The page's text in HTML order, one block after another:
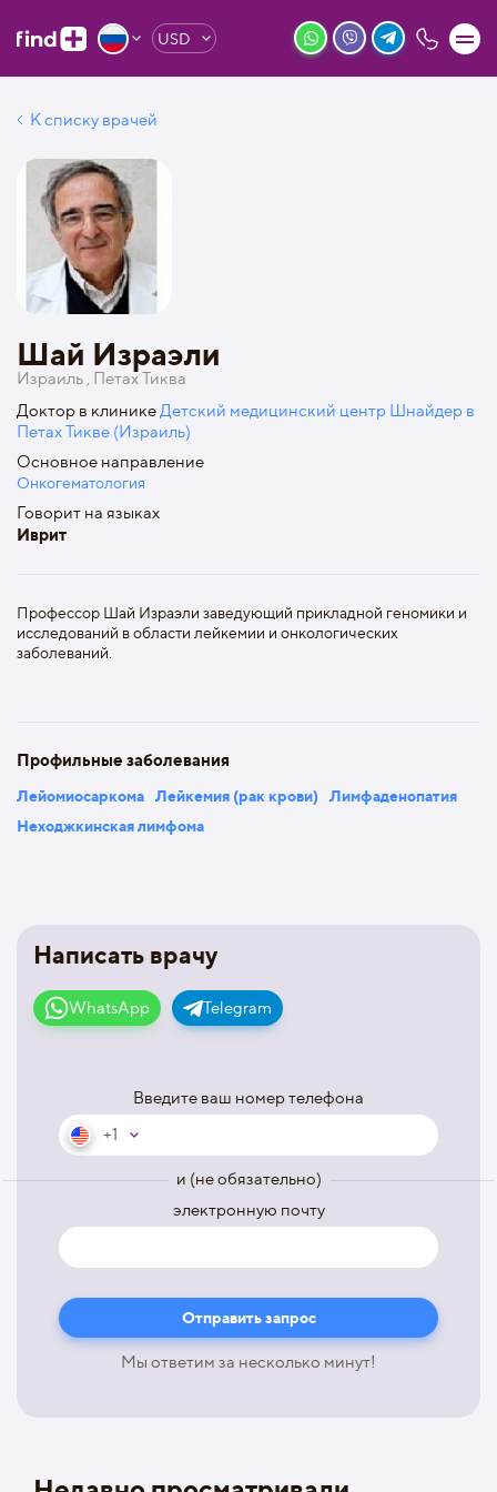
USD
К списку врачей
Написать врачу
WhatsApp Telegram
Введите ваш номер телефона
+1
и (не обязательно)
электронную почту
Мы ответим за несколько минут!
Шай Израэли
Израиль , Петах Тиква
Доктор в клиникеДетский медицинский центр Шнайдер в
Петах Тикве (Израиль)
Основное направление
Онкогематология
Говорит на языках
Иврит
Профессор Шай Израэли заведующий прикладной геномики и
исследований в области лейкемии и онкологических
заболеваний.
Профильные заболевания
Лейомиосаркома Лейкемия (рак крови)
Лимфаденопатия
Неходжкинская лимфома